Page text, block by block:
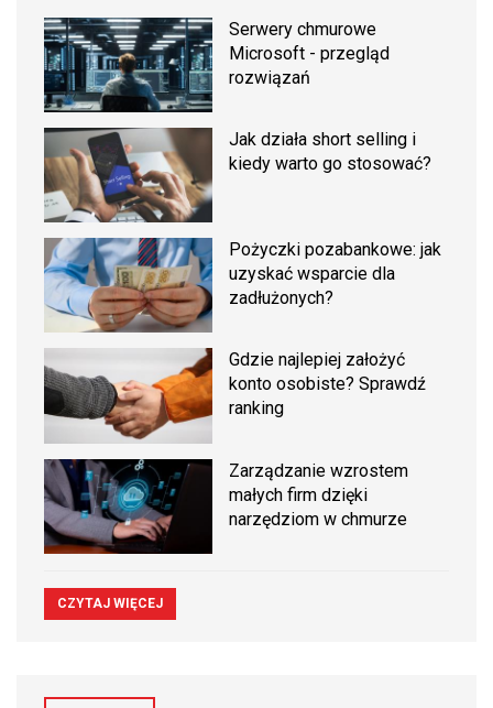
Serwery chmurowe
Microsoft - przegląd
rozwiązań
Jak działa short selling i
kiedy warto go stosować?
Pożyczki pozabankowe: jak
uzyskać wsparcie dla
zadłużonych?
Gdzie najlepiej założyć
konto osobiste? Sprawdź
ranking
Zarządzanie wzrostem
małych firm dzięki
narzędziom w chmurze
CZYTAJ WIĘCEJ